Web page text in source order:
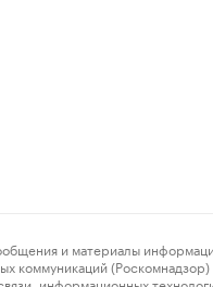
и материалы
коммуникаций